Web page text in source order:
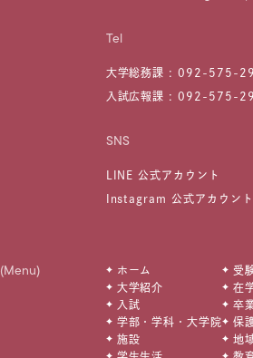
Tel
大学総務課 :092-575-
入試広報課 :092-575-
SNS
LINE 公式アカウント
Instagram 公式アカウント
(Menu)
ホーム
大学紹介
入試
学部・学科・大学院
施設
学生生活
受
在
卒
保
地
教